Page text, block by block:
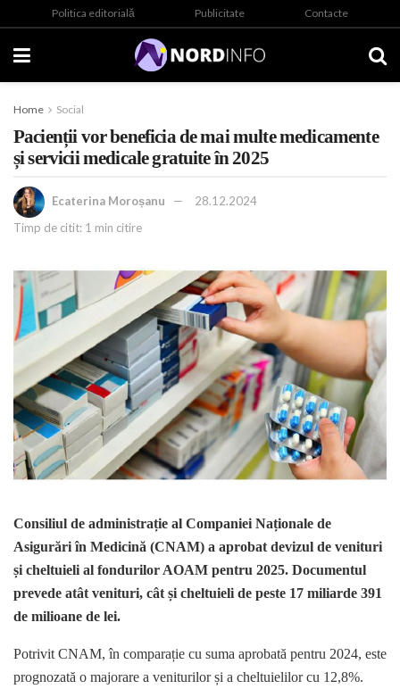
Politica editorială Publicitate Contacte
Home Social
Pacienții vor beneficia de mai multe medicamente
și servicii medicale gratuite în 2025
Ecaterina Moroșanu
28.12.2024
Timp de citit: 1 min citire
Consiliul de administrație al Companiei Naționale de
Asigurări în Medicină (CNAM) a aprobat devizul de venituri
și cheltuieli al fondurilor AOAM pentru 2025. Documentul
prevede atât venituri, cât și cheltuieli de peste 17 miliarde 391
de milioane de lei.
Potrivit CNAM, în comparație cu suma aprobată pentru 2024, este
prognozată o majorare a veniturilor și a cheltuielilor cu 12,8%.